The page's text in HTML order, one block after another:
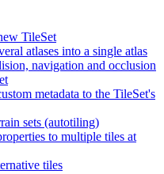
TileSet
atlases into a single atlas
navigation and occlusion
metadata to the TileSet's
sets (autotiling)
to multiple tiles at
tiles